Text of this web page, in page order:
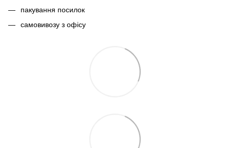
пакування посилок
самовивозу з офісу